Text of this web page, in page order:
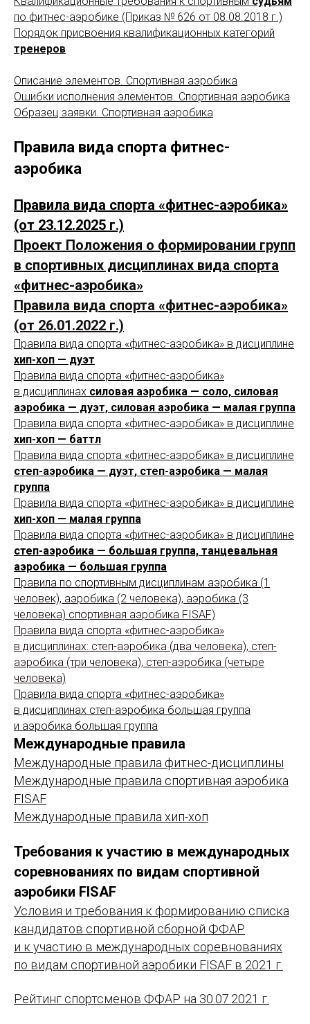
по фитнес-аэробике (Приказ № 626 от 08.08.2018 г.)
Порядок присвоения квалификационных категорий
тренеров
Описание элементов. Спортивная аэробика
Ошибки исполнения элементов. Спортивная аэробика
Образец заявки. Спортивная аэробика
Правила вида спорта фитнес-
аэробика
Правила вида спорта «фитнес-аэробика»
(от 23.12.2025 г.)
Проект Положения о формировании групп
в спортивных дисциплинах вида спорта
«фитнес-аэробика»
Правила вида спорта «фитнеc-аэробика»
(от 26.01.2022 г.)
Правила вида спорта «фитнес-аэробика» в дисциплине
хип-хоп — дуэт
Правила вида спорта «фитнес-аэробика»
в дисциплинах силовая аэробика — соло, силовая
аэробика — дуэт, силовая аэробика — малая группа
Правила вида спорта «фитнес-аэробика» в дисциплине
хип-хоп — баттл
Правила вида спорта «фитнес-аэробика» в дисциплине
степ-аэробика — дуэт, степ-аэробика — малая
группа
Правила вида спорта «фитнес-аэробика» в дисциплине
хип-хоп — малая группа
Правила вида спорта «фитнес-аэробика» в дисциплине
степ-аэробика — большая группа, танцевальная
аэробика — большая группа
Правила по спортивным дисциплинам аэробика (1
человек), аэробика (2 человека), аэробика (3
человека) спортивная аэробика FISAF)
Правила вида спорта «фитнес-аэробика»
в дисциплинах: степ-аэробика (два человека), степ-
аэробика (три человека), степ-аэробика (четыре
человека)
Правила вида спорта «фитнес-аэробика»
в дисциплинах степ-аэробика большая группа
и аэробика большая группа
Международные правила
Международные правила фитнес-дисциплины
Международные правила спортивная аэробика
FISAF
Международные правила хип-хоп
Требования к участию в международных
соревнованиях по видам спортивной
аэробики FISAF
Условия и требования к формированию списка
кандидатов спортивной сборной ФФАР
и к участию в международных соревнованиях
по видам спортивной аэробики FISAF в 2021 г.
Рейтинг спортсменов ФФАР на 30.07.2021 г.